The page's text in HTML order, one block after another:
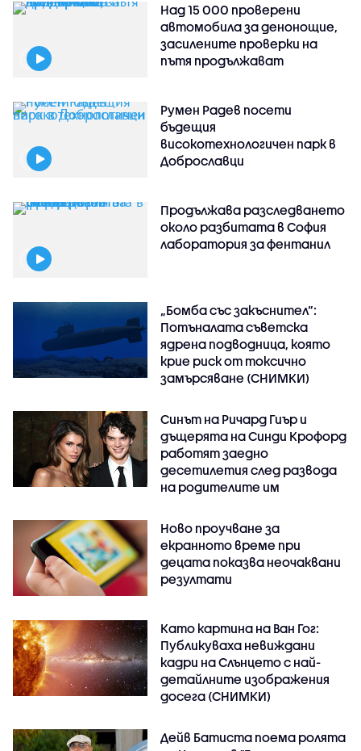
Над 15 000 проверени
автомобила за денонощие,
засилените проверки на
пътя продължават
Румен Радев посети
бъдещия
високотехнологичен парк в
Доброславци
Продължава разследването
около разбитата в София
лаборатория за фентанил
„Бомба със закъснител“:
Потъналата съветска
ядрена подводница, която
крие риск от токсично
замърсяване (СНИМКИ)
Синът на Ричард Гиър и
дъщерята на Синди Крофорд
работят заедно
десетилетия след развода
на родителите им
Ново проучване за
екранното време при
децата показва неочаквани
резултати
Като картина на Ван Гог:
Публикуваха невиждани
кадри на Слънцето с най-
детайлните изображения
досега (СНИМКИ)
Дейв Батиста поема ролята